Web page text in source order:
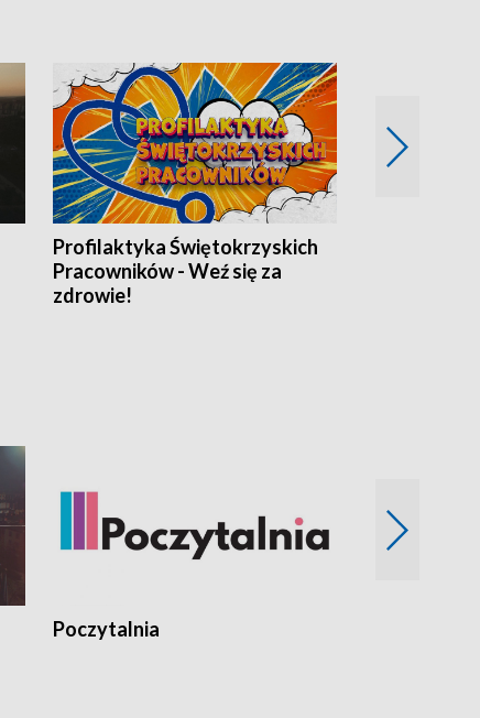
Profilaktyka Świętokrzyskich
Pracowników - Weź się za
zdrowie!
Poczytalnia